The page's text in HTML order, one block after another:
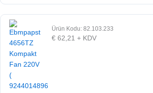
Ürün Kodu: 82.103.233
€ 62,21 + KDV